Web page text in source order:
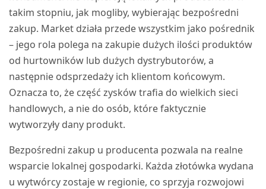
takim stopniu, jak mogliby, wybierając bezpośredni
zakup. Market działa przede wszystkim jako pośrednik
– jego rola polega na zakupie dużych ilości produktów
od hurtowników lub dużych dystrybutorów, a
następnie odsprzedaży ich klientom końcowym.
Oznacza to, że część zysków trafia do wielkich sieci
handlowych, a nie do osób, które faktycznie
wytworzyły dany produkt.
Bezpośredni zakup u producenta pozwala na realne
wsparcie lokalnej gospodarki. Każda złotówka wydana
u wytwórcy zostaje w regionie, co sprzyja rozwojowi